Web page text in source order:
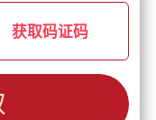
获取码证码